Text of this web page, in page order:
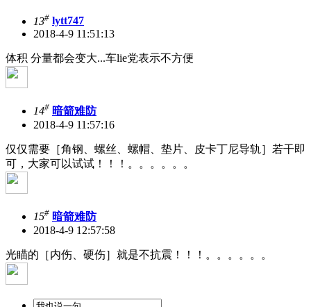
13# lytt747
2018-4-9 11:51:13
体积 分量都会变大...车lie党表示不方便
14# 暗箭难防
2018-4-9 11:57:16
仅仅需要［角钢、螺丝、螺帽、垫片、皮卡丁尼导轨］若干即
可，大家可以试试！！！。。。。。。
15# 暗箭难防
2018-4-9 12:57:58
光瞄的［内伤、硬伤］就是不抗震！！！。。。。。。